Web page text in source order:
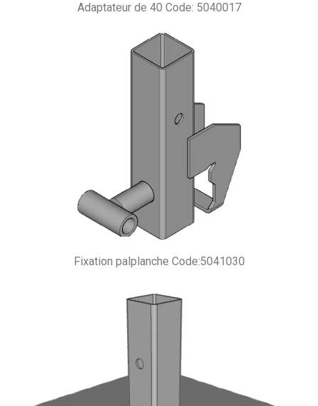
Adaptateur de 40 Code: 5040017
Fixation palplanche Code:5041030